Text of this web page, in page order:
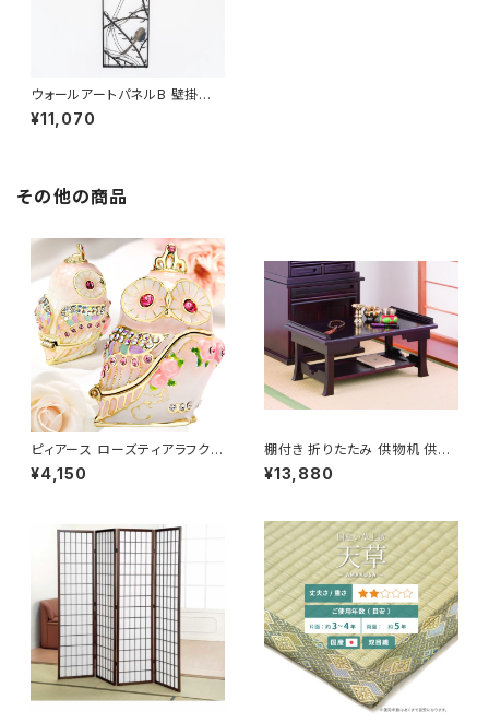
ウォールアートパネルB 壁掛け
壁飾り 鳥 / 家具・インテリア イ
ンテリア雑貨 壁面装飾 インテリ
¥11,070
その他の商品
ピィアース ローズティアラフク
ロウ(ピンク) / ジュエリーボック
ス 花・フルーツ クラウン 動物 フ
¥4,150
棚付き 折りたたみ 供物机 供物
台 仏具 仏事 / 生活雑貨 日用品
仏事・神事用品
¥13,880